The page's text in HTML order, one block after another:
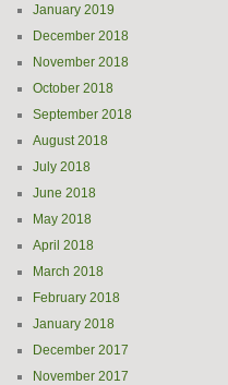
January 2019
December 2018
November 2018
October 2018
September 2018
August 2018
July 2018
June 2018
May 2018
April 2018
March 2018
February 2018
January 2018
December 2017
November 2017